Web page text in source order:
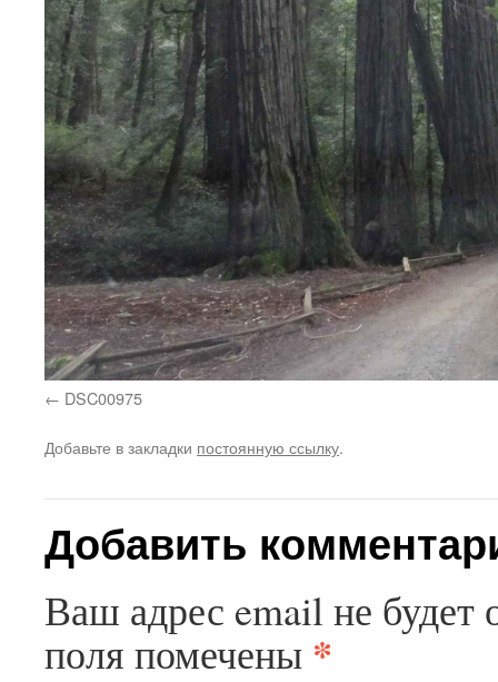
DSC00975
Добавьте в закладки постоянную ссылку.
Добавить
Ваш адрес email не будет
поля помечены *